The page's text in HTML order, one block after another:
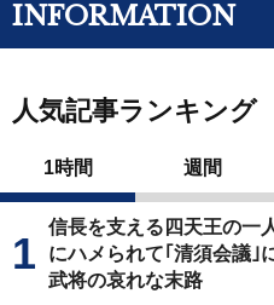
INFORMATION
人気記事ランキング
1時間 週間
信長を支える四天王の一
にハメられて｢清須会議｣
武将の哀れな末路